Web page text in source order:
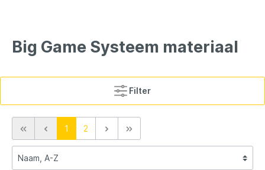
Big Game Systeem materiaal
Filter
1 2